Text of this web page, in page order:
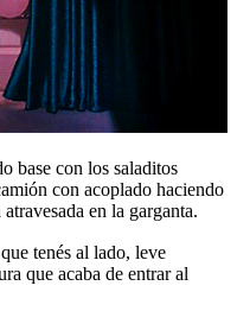
base con los saladitos
con acoplado haciendo
en la garganta.
tenés al lado, leve
que acaba de entrar al